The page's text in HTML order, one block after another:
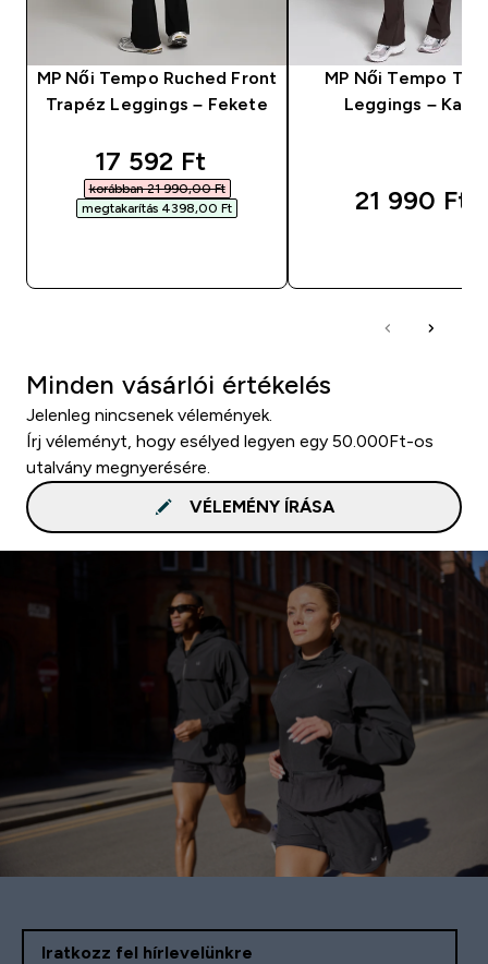
MP Női Tempo Ruched Front
Trapéz Leggings – Fekete
discounted price
17 592 Ft‎
korábban 21 990,00 Ft‎
megtakarítás 4398,00 Ft‎
MP Női Tempo
Leggings –
21 990 Ft‎
Minden vásárlói értékelés
Jelenleg nincsenek vélemények.
Írj véleményt, hogy esélyed legyen egy 50.000Ft-os
utalvány megnyerésére.
VÉLEMÉNY ÍRÁSA
Iratkozz fel hírlevelünkre